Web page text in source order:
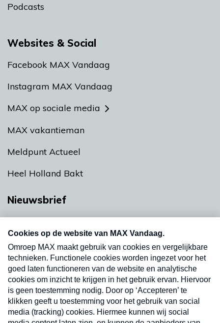
Podcasts
Websites & Social
Facebook MAX Vandaag
Instagram MAX Vandaag
MAX op sociale media
MAX vakantieman
Meldpunt Actueel
Heel Holland Bakt
Nieuwsbrief
nieuwsbrief. Elke vrijdag- en dinsdagochtend in
uw mailbox.
Verzend